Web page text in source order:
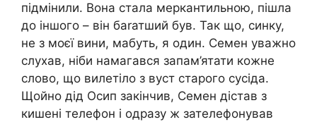
підмінили. Вона стала меркантильною, пішла
до іншого – він баrатший був. Так що, синку,
не з моєї вини, мабуть, я один. Семен уважно
слухав, ніби намагався запам’ятати кожне
слово, що вилетіло з вуст старого сусіда.
Щойно дід Осип закінчив, Семен дістав з
кишені телефон і одразу ж зателефонував